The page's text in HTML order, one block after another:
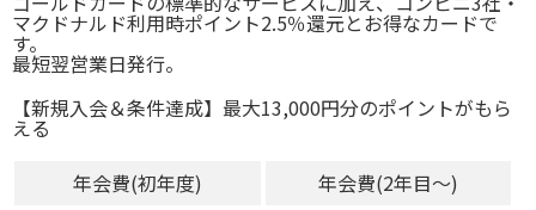
マクドナルド利用時ポイント2.5％還元とお得なカードで
す。
最短翌営業日発行。
【新規入会＆条件達成】最大13,000円分のポイントがもら
える
年会費(初年度)
年会費(2年目～)